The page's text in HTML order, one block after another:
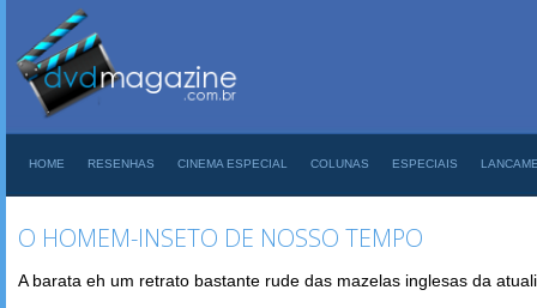
HOME RESENHAS CINEMA ESPECIAL COLUNAS ESPECIAIS
O HOMEM-INSETO DE NOSSO TEMPO
A barata eh um retrato bastante rude das mazelas inglesas da